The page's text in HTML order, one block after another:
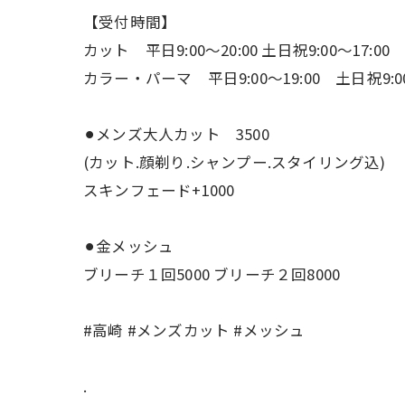
【受付時間】
カット 平日9:00〜20:00 土日祝9:00〜17:00
カラー・パーマ 平日9:00〜19:00 土日祝
⚫︎メンズ大人カット 3500
(カット.顔剃り.シャンプー.スタイリング込)
スキンフェード+1000
⚫︎金メッシュ
ブリーチ１回5000 ブリーチ２回8000
#高崎 #メンズカット #メッシュ
.